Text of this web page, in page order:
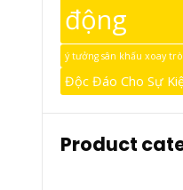
động
ý tưởng sân khấu xoay
Độc Đáo Cho Sự
Product